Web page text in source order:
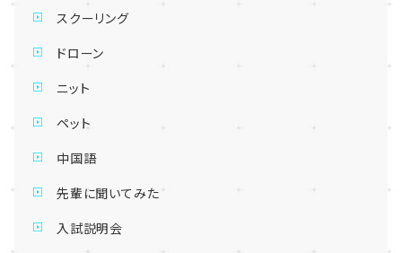
スクーリング
ドローン
ニット
ペット
中国語
先輩に聞いてみた
入試説明会